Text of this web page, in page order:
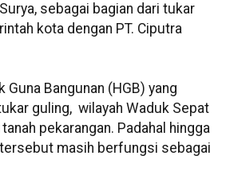
sebagai bagian dari tukar
kota dengan PT. Ciputra
Bangunan (HGB) yang
guling, wilayah Waduk Sepat
pekarangan. Padahal hingga
masih berfungsi sebagai